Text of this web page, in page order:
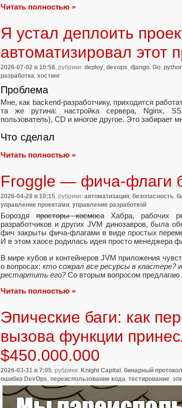
Читать полностью »
Я устал деплоить
автоматизировал этот
2026-07-02 в 10:58 , рубрики: deploy devops django Go
разработка хостинг
Проблема
Мне, как backend‑разработчику, приходится
та же рутина: настройка сервера, Nginx,
пользователь), CD и многое другое. Это забирает
Что сделал
Читать полностью »
Froggle — фича-флаги
2026-04-28 в 10:15, рубрики: автоматизация, безопасность,
управление проектами, управление разработкой
Бороздяпросторы космосаХабра, рабочих
разработчиков и других JVM динозавров, была
фич закрыты фича-флагами в виде простых
И в этом хаосе родилась идея просто менеджера
В мире кубов и контейнеров JVM приложения
о вопросах:кто сожрал все ресурсы в кластере?
рестартить его?Со вторым вопросом предлагаю
Читать полностью »
Эпические баги: как
вызова функции
$450.000.000
2026-03-31 в 7:05, рубрики: Knight Capital, бинарный протокол
ошибка DevOps, переиспользование кода, тестирование,